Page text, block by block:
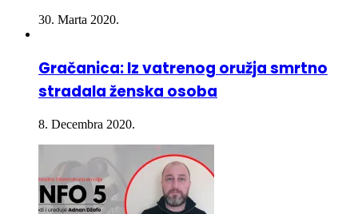
stradala ženska osoba
8. Decembra 2020.